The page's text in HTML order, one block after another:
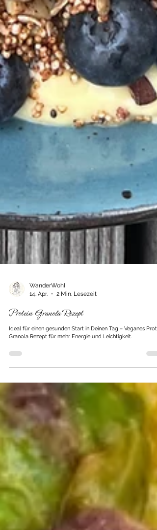
14. Apr.
2 Min. Lesezeit
Protein Granola Rezept
Ideal für einen gesunden Start in Deinen Tag – Veganes
Granola Rezept für mehr Energie und Leichtigkeit.